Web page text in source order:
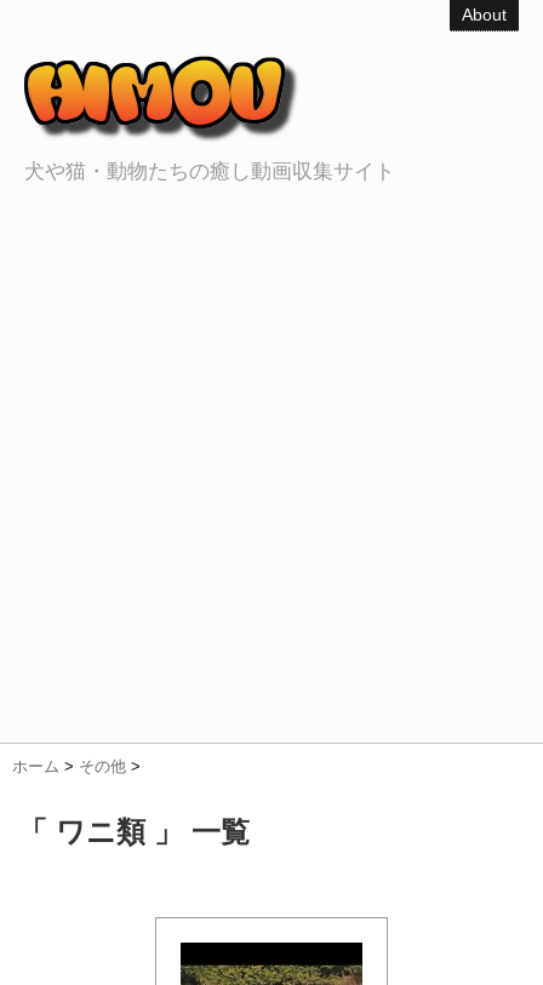
About
犬や猫・動物たちの癒し動画収集サイト
ホーム > その他 >
「 ワニ類 」 一覧